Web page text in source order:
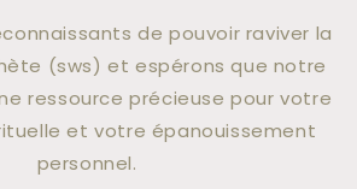
de pouvoir raviver la
(sws) et espérons que notre
ressource précieuse pour votre
et votre épanouissement
personnel.